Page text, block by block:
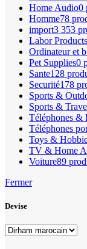
Home Audio0
Homme78
import3 353
Labor Products
Ordinateur et
Pet Supplies0
Sante128
Securité178
Sports &
Sports &
Téléphones &
Téléphones
Toys &
TV & Home
Voiture89
Fermer
Devise